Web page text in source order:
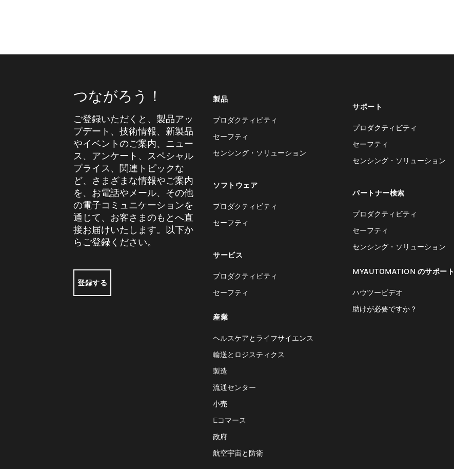
つながろう！
ご登録いただくと、製品アッ
プデート、技術情報、新製品
やイベントのご案内、ニュー
ス、アンケート、スペシャル
プライス、関連トピックな
ど、さまざまな情報やご案内
を、お電話やメール、その他
の電子コミュニケーションを
通じて、お客さまのもとへ直
接お届けいたします。以下か
らご登録ください。
登録する
製品
プロダクティビティ
セーフティ
センシング・ソリューション
ソフトウェア
プロダクティビティ
セーフティ
サービス
プロダクティビティ
セーフティ
産業
ヘルスケアとライフサイエンス
輸送とロジスティクス
製造
流通センター
小売
Eコマース
政府
航空宇宙と防衛
サポート
プロダクティビティ
セーフティ
センシング・ソリューション
パートナー検索
プロダクティビティ
セーフティ
センシング・ソリューション
MYAUTOMATION のサポート
ハウツービデオ
助けが必要ですか？